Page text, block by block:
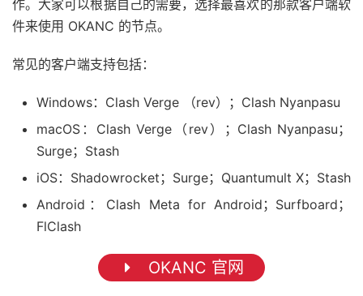
作。大家可以根据自己的需要，选择最喜欢的那款客户端软
件来使用 OKANC 的节点。
常见的客户端支持包括：
Windows：Clash Verge （rev）；Clash Nyanpasu
macOS：Clash Verge（rev）；Clash Nyanpasu；
Surge；Stash
iOS：Shadowrocket；Surge；Quantumult X；Stash
Android：Clash Meta for Android；Surfboard；
FlClash
OKANC 官网